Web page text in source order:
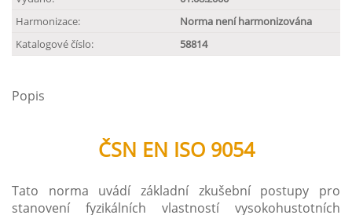
Harmonizace:
Norma není harmonizována
Katalogové číslo:
58814
Popis
ČSN EN ISO 9054
Tato norma uvádí základní zkušební postupy pro
stanovení fyzikálních vlastností vysokohustotních